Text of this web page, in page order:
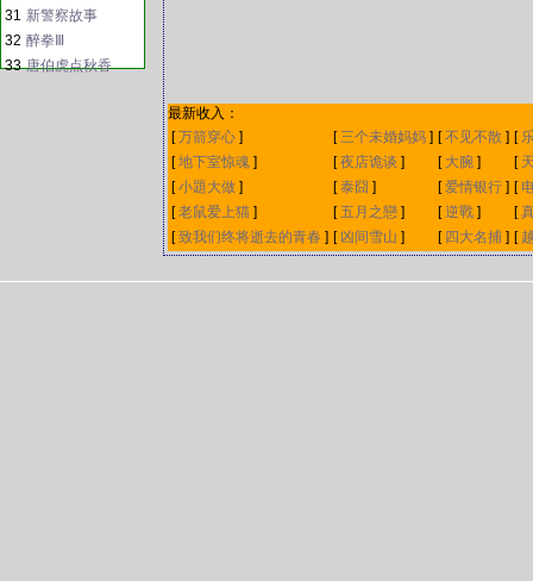
31 新警察故事
32 醉拳Ⅲ
33 唐伯虎点秋香
最新收入：
[万箭穿心 ] [三个未婚妈妈 ] [不见不散 ] [
[地下室惊魂 ] [夜店诡谈 ] [ 大腕 ] [
[小題大做 ] [泰囧 ] [爱情银行 ] [
[老鼠爱上猫 ] [五月之戀 ] [逆戰 ] [
[致我们终将逝去的青春 ] [ 凶间雪山 ] [ 四大名捕 ] [